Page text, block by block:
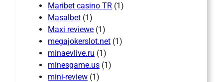
Maribet casino TR (1)
Masalbet (1)
Maxi reviewe (1)
megajokerslot.net (1)
minaevlive.ru (1)
minesgame.us (1)
mini-review (1)